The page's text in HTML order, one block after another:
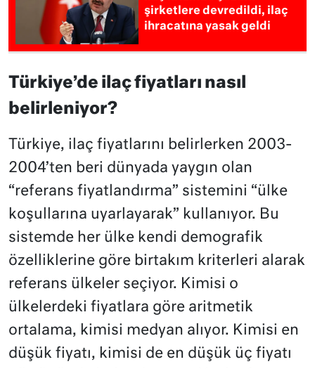
şirketlere devredildi, ilaç
ihracatına yasak geldi
Türkiye’de ilaç fiyatları nasıl
belirleniyor?
Türkiye, ilaç fiyatlarını belirlerken 2003-
2004’ten beri dünyada yaygın olan
“referans fiyatlandırma” sistemini “ülke
koşullarına uyarlayarak” kullanıyor. Bu
sistemde her ülke kendi demografik
özelliklerine göre birtakım kriterleri alarak
referans ülkeler seçiyor. Kimisi o
ülkelerdeki fiyatlara göre aritmetik
ortalama, kimisi medyan alıyor. Kimisi en
düşük fiyatı, kimisi de en düşük üç fiyatı